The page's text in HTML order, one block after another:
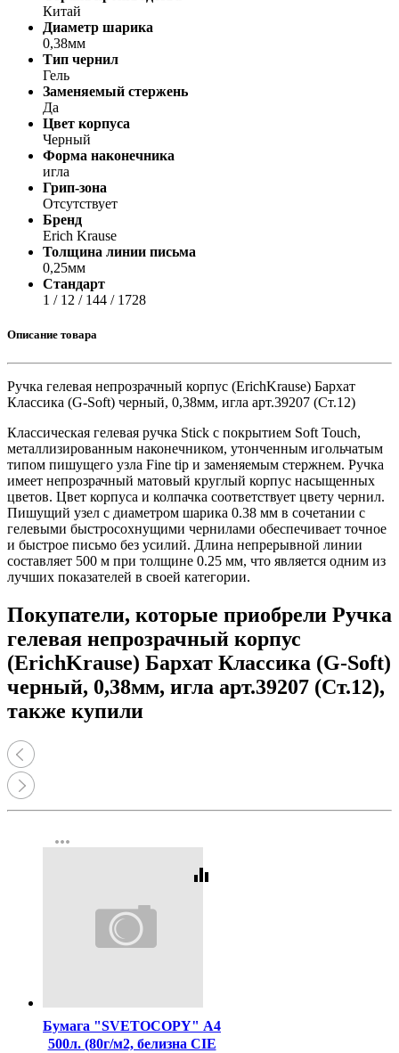
Китай
Диаметр шарика
0,38мм
Тип чернил
Гель
Заменяемый стержень
Да
Цвет корпуса
Черный
Форма наконечника
игла
Грип-зона
Отсутствует
Бренд
Erich Krause
Толщина линии письма
0,25мм
Стандарт
1 / 12 / 144 / 1728
Описание товара
Ручка гелевая непрозрачный корпус (ErichKrause) Бархат
Классика (G-Soft) черный, 0,38мм, игла арт.39207 (Ст.12)
Классическая гелевая ручка Stick с покрытием Soft Touch,
металлизированным наконечником, утонченным игольчатым
типом пишущего узла Fine tip и заменяемым стержнем. Ручка
имеет непрозрачный матовый круглый корпус насыщенных
цветов. Цвет корпуса и колпачка соответствует цвету чернил.
Пишущий узел с диаметром шарика 0.38 мм в сочетании с
гелевыми быстросохнущими чернилами обеспечивает точное
и быстрое письмо без усилий. Длина непрерывной линии
составляет 500 м при толщине 0.25 мм, что является одним из
лучших показателей в своей категории.
Покупатели, которые приобрели Ручка
гелевая непрозрачный корпус
(ErichKrause) Бархат Классика (G-Soft)
черный, 0,38мм, игла арт.39207 (Ст.12),
также купили
more_horiz
equalizer
Бумага "SVETOCOPY" А4
500л. (80г/м2, белизна CIE